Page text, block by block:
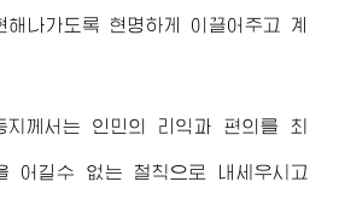
나가도록 현명하게 이끌어주고 계
지 께서는 인민의 리익과 편의를 최
어길수 없는 철칙으로 내세우시고